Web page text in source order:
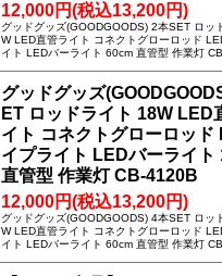
12,000円(税込13,200円)
グッドグッズ(GOODGOODS) 2本SET ロッ
W LED直管ライト コネクトグローロッド
イト LEDバーライト 60cm 直管型 作業灯
グッドグッズ
ET ロッドライト 18W LED
イト コネクトグローロッド
イプライト LEDバーライト
直管型 作業灯 CB-4120B
12,000円(税込13,200円)
グッドグッズ(GOODGOODS) 4本SET ロッ
W LED直管ライト コネクトグローロッド
イト LEDバーライト 60cm 直管型 作業灯